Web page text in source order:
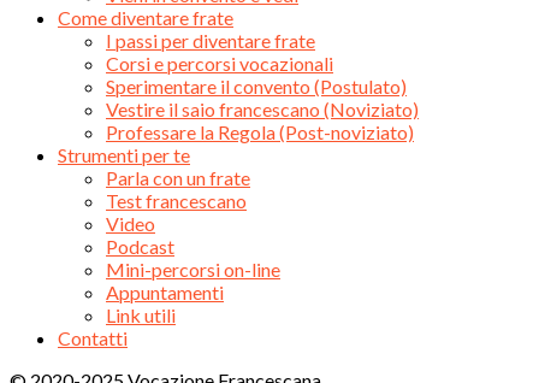
Come diventare frate
I passi per diventare frate
Corsi e percorsi vocazionali
Sperimentare il convento (Postulato)
Vestire il saio francescano (Noviziato)
Professare la Regola (Post-noviziato)
Strumenti per te
Parla con un frate
Test francescano
Video
Podcast
Mini-percorsi on-line
Appuntamenti
Link utili
Contatti